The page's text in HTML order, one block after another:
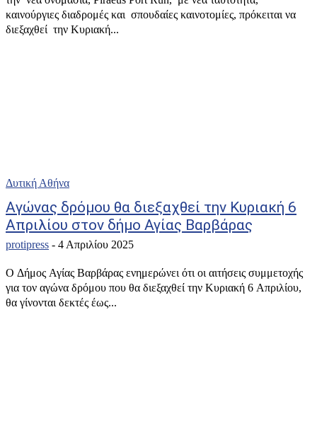
καινούργιες διαδρομές και σπουδαίες καινοτομίες, πρόκειται να
διεξαχθεί την Κυριακή...
Δυτική Αθήνα
Aγώνας δρόμου θα διεξαχθεί την Κυριακή 6
Απριλίου στον δήμο Αγίας Βαρβάρας
protipress - 4 Απριλίου 2025
Ο Δήμος Αγίας Βαρβάρας ενημερώνει ότι οι αιτήσεις συμμετοχής
για τον αγώνα δρόμου που θα διεξαχθεί την Κυριακή 6 Απριλίου,
θα γίνονται δεκτές έως...